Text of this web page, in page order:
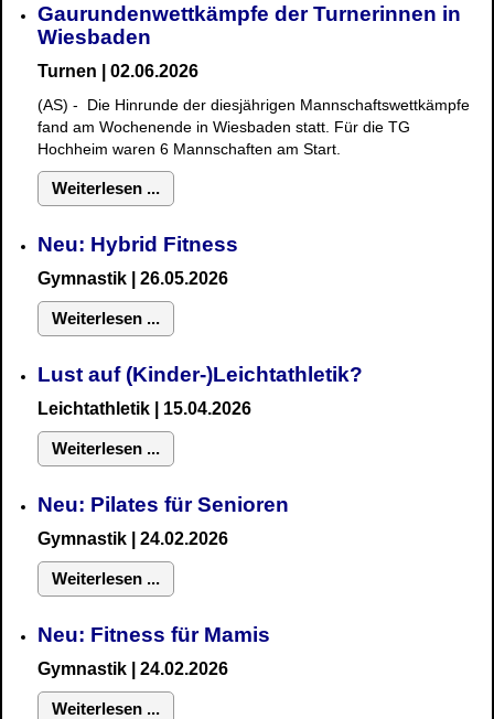
Gaurundenwettkämpfe der Turnerinnen in
Wiesbaden
Turnen | 02.06.2026
(AS) - Die Hinrunde der diesjährigen Mannschaftswettkämpfe
fand am Wochenende in Wiesbaden statt. Für die TG
Hochheim waren 6 Mannschaften am Start.
Weiterlesen ...
Neu: Hybrid Fitness
Gymnastik | 26.05.2026
Weiterlesen ...
Lust auf (Kinder-)Leichtathletik?
Leichtathletik | 15.04.2026
Weiterlesen ...
Neu: Pilates für Senioren
Gymnastik | 24.02.2026
Weiterlesen ...
Neu: Fitness für Mamis
Gymnastik | 24.02.2026
Weiterlesen ...